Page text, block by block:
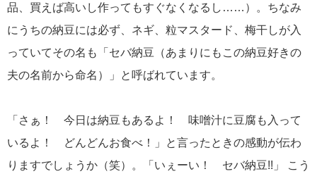
品、買えば高いし作ってもすぐなくなるし……）。ちなみ
にうちの納豆には必ず、ネギ、粒マスタード、梅干しが入
っていてその名も「セバ納豆（あまりにもこの納豆好きの
夫の名前から命名）」と呼ばれています。
「さぁ！ 今日は納豆もあるよ！ 味噌汁に豆腐も入って
いるよ！ どんどんお食べ！」と言ったときの感動が伝わ
りますでしょうか（笑）。「いぇーい！ セバ納豆!!」 こう